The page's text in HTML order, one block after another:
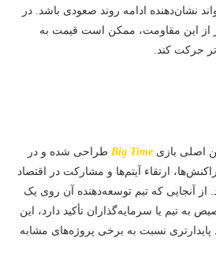
نشان‌دهنده ادامه روند صعودی باشد. در
از این مقاومت، ممکن است قیمت به
حرکت کند.​
اصلی بازی Big Time طراحی شده و در
ارتقاء آیتم‌ها و مشارکت در اقتصاد
آنجایی که تیم توسعه‌دهنده آن روی یک
به تیم یا سرمایه‌گذاران تأکید دارد، این
پایدارتری نسبت به برخی پروژه‌های مشابه